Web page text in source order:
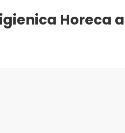
Horeca